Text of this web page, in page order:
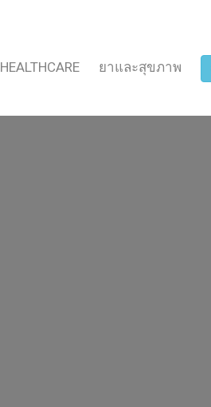
HEALTHCARE ยาและสุขภาพ